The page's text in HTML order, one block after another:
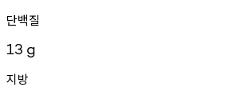
단백질
13 g
지방